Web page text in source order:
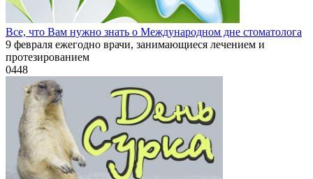
Все, что Вам нужно знать о Международном дне стоматолога
9 февраля ежегодно врачи, занимающиеся лечением и
протезированием
0448